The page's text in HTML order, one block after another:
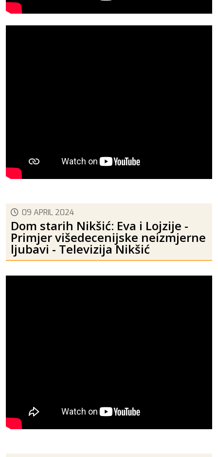
09 APRIL 2024
Dom starih Nikšić: Eva i Lojzije -
Primjer višedecenijske neizmjerne
ljubavi - Televizija Nikšić